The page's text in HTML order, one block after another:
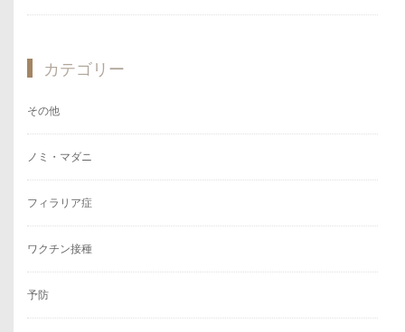
カテゴリー
その他
ノミ・マダニ
フィラリア症
ワクチン接種
予防